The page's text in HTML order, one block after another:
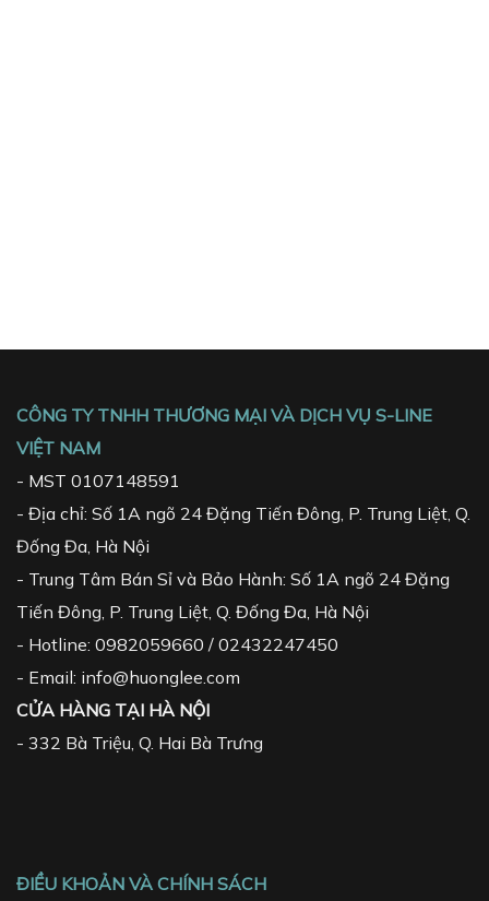
CÔNG TY TNHH THƯƠNG MẠI VÀ DỊCH VỤ S-LINE
VIỆT NAM
- MST 0107148591
- Địa chỉ: Số 1A ngõ 24 Đặng Tiến Đông, P. Trung Liệt, Q.
Đống Đa, Hà Nội
- Trung Tâm Bán Sỉ và Bảo Hành: Số 1A ngõ 24 Đặng
Tiến Đông, P. Trung Liệt, Q. Đống Đa, Hà Nội
- Hotline: 0982059660 / 02432247450
- Email: info@huonglee.com
CỬA HÀNG TẠI HÀ NỘI
- 332 Bà Triệu, Q. Hai Bà Trưng
ĐIỀU KHOẢN VÀ CHÍNH SÁCH